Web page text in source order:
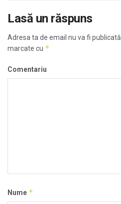
Lasă un răspuns
Adresa ta de email nu va fi publicată.
marcate cu *
Comentariu
Nume *